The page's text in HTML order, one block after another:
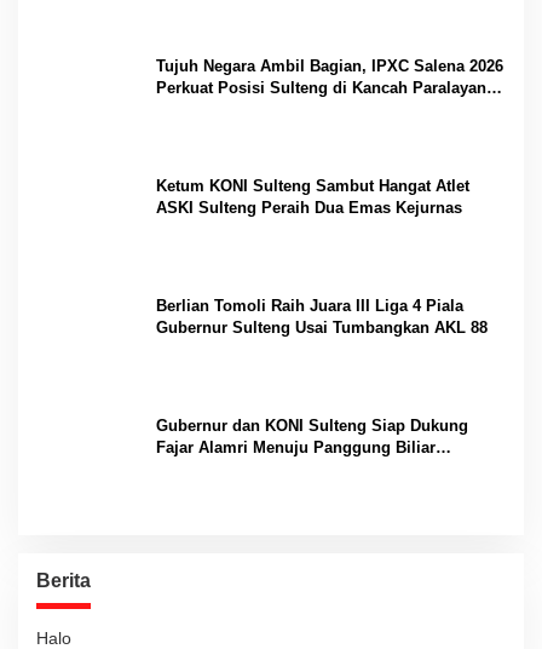
Tujuh Negara Ambil Bagian, IPXC Salena 2026
Perkuat Posisi Sulteng di Kancah Paralayang
Ketum KONI Sulteng Sambut Hangat Atlet
ASKI Sulteng Peraih Dua Emas Kejurnas
Berlian Tomoli Raih Juara III Liga 4 Piala
Gubernur Sulteng Usai Tumbangkan AKL 88
Gubernur dan KONI Sulteng Siap Dukung
Fajar Alamri Menuju Panggung Biliar
Berita
Halo